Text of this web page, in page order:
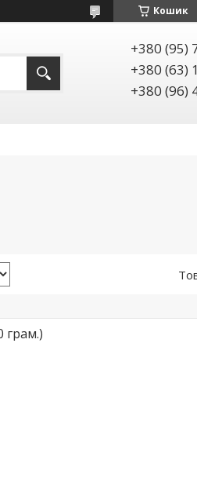
Кошик
+380 (95)
+380 (63)
+380 (96)
грам.)